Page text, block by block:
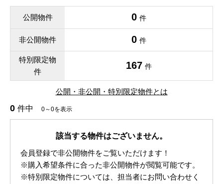
公開物件 0 件
非公開物件 0 件
特別限定物
件
167 件
公開・非公開・特別限定物件とは
0 件中 0～0を表示
該当する物件はございません。
会員登録で非公開物件をご覧いただけます！
※購入希望条件に合った非公開物件が閲覧可能です。
※特別限定物件については、担当者にお問い合わせく